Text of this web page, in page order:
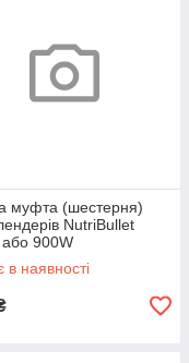
муфта (шестерня)
NutriBullet
900W
в наявності